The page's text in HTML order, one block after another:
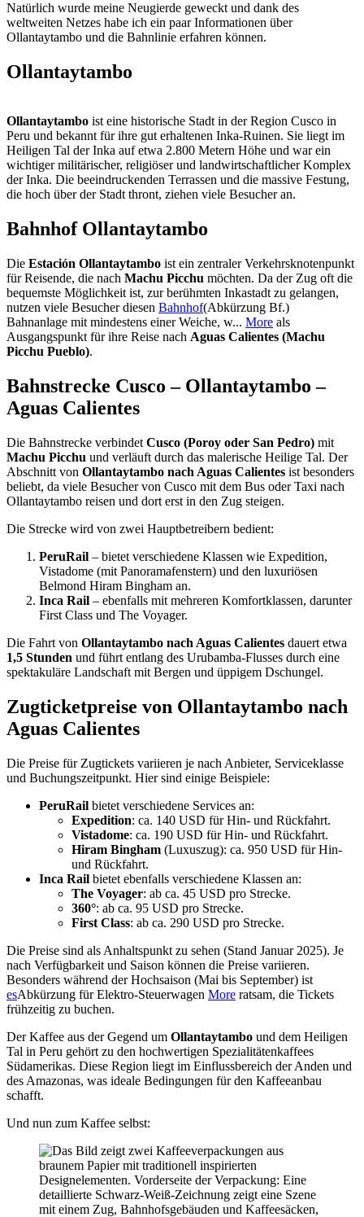
Natürlich wurde meine Neugierde geweckt und dank des
weltweiten Netzes habe ich ein paar Informationen über
Ollantaytambo und die Bahnlinie erfahren können.
Ollantaytambo
Ollantaytambo ist eine historische Stadt in der Region Cusco in
Peru und bekannt für ihre gut erhaltenen Inka-Ruinen. Sie liegt im
Heiligen Tal der Inka auf etwa 2.800 Metern Höhe und war ein
wichtiger militärischer, religiöser und landwirtschaftlicher Komplex
der Inka. Die beeindruckenden Terrassen und die massive Festung,
die hoch über der Stadt thront, ziehen viele Besucher an.
Bahnhof Ollantaytambo
Die Estación Ollantaytambo ist ein zentraler Verkehrsknotenpunkt
für Reisende, die nach Machu Picchu möchten. Da der Zug oft die
bequemste Möglichkeit ist, zur berühmten Inkastadt zu gelangen,
nutzen viele Besucher diesen Bahnhof(Abkürzung Bf.)
Bahnanlage mit mindestens einer Weiche, w... More als
Ausgangspunkt für ihre Reise nach Aguas Calientes (Machu
Picchu Pueblo).
Bahnstrecke Cusco – Ollantaytambo –
Aguas Calientes
Die Bahnstrecke verbindet Cusco (Poroy oder San Pedro) mit
Machu Picchu und verläuft durch das malerische Heilige Tal. Der
Abschnitt von Ollantaytambo nach Aguas Calientes ist besonders
beliebt, da viele Besucher von Cusco mit dem Bus oder Taxi nach
Ollantaytambo reisen und dort erst in den Zug steigen.
Die Strecke wird von zwei Hauptbetreibern bedient:
PeruRail – bietet verschiedene Klassen wie Expedition,
Vistadome (mit Panoramafenstern) und den luxuriösen
Belmond Hiram Bingham an.
Inca Rail – ebenfalls mit mehreren Komfortklassen, darunter
First Class und The Voyager.
Die Fahrt von Ollantaytambo nach Aguas Calientes dauert etwa
1,5 Stunden und führt entlang des Urubamba-Flusses durch eine
spektakuläre Landschaft mit Bergen und üppigem Dschungel.
Zugticketpreise von Ollantaytambo nach
Aguas Calientes
Die Preise für Zugtickets variieren je nach Anbieter, Serviceklasse
und Buchungszeitpunkt. Hier sind einige Beispiele:
PeruRail bietet verschiedene Services an:
Expedition: ca. 140 USD für Hin- und Rückfahrt.
Vistadome: ca. 190 USD für Hin- und Rückfahrt.
Hiram Bingham (Luxuszug): ca. 950 USD für Hin-
und Rückfahrt.
Inca Rail bietet ebenfalls verschiedene Klassen an:
The Voyager: ab ca. 45 USD pro Strecke.
360°: ab ca. 95 USD pro Strecke.
First Class: ab ca. 290 USD pro Strecke.
Die Preise sind als Anhaltspunkt zu sehen (Stand Januar 2025). Je
nach Verfügbarkeit und Saison können die Preise variieren.
Besonders während der Hochsaison (Mai bis September) ist
esAbkürzung für Elektro-Steuerwagen More ratsam, die Tickets
frühzeitig zu buchen.
Der Kaffee aus der Gegend um Ollantaytambo und dem Heiligen
Tal in Peru gehört zu den hochwertigen Spezialitätenkaffees
Südamerikas. Diese Region liegt im Einflussbereich der Anden und
des Amazonas, was ideale Bedingungen für den Kaffeeanbau
schafft.
Und nun zum Kaffee selbst: